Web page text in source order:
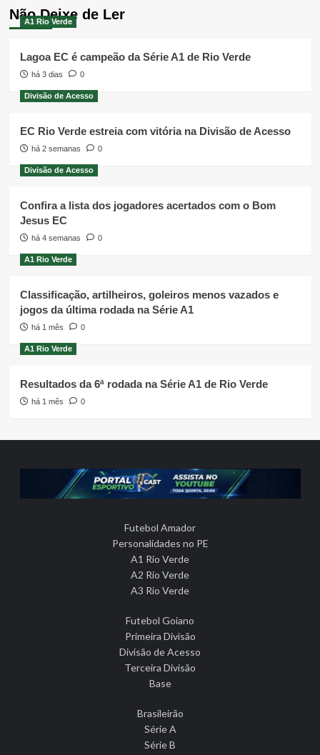
Não Deixe de Ler
A1 Rio Verde
Lagoa EC é campeão da Série A1 de Rio Verde
há 3 dias 0
Divisão de Acesso
EC Rio Verde estreia com vitória na Divisão de Acesso
há 2 semanas 0
Divisão de Acesso
Confira a lista dos jogadores acertados com o Bom
Jesus EC
há 4 semanas 0
A1 Rio Verde
Classificação, artilheiros, goleiros menos vazados e
jogos da última rodada na Série A1
há 1 mês 0
A1 Rio Verde
Resultados da 6ª rodada na Série A1 de Rio Verde
há 1 mês 0
Futebol Amador
Personalidades no PE
A1 Rio Verde
A2 Rio Verde
A3 Rio Verde
Futebol Goiano
Primeira Divisão
Divisão de Acesso
Terceira Divisão
Base
Brasileirão
Série A
Série B